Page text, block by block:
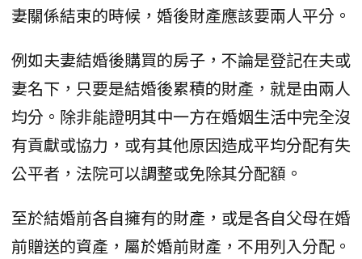
妻關係結束的時候，婚後財產應該要兩人平分。
例如夫妻結婚後購買的房子，不論是登記在夫或
妻名下，只要是結婚後累積的財產，就是由兩人
均分。除非能證明其中一方在婚姻生活中完全沒
有貢獻或協力，或有其他原因造成平均分配有失
公平者，法院可以調整或免除其分配額。
至於結婚前各自擁有的財產，或是各自父母在婚
前贈送的資產，屬於婚前財產，不用列入分配。